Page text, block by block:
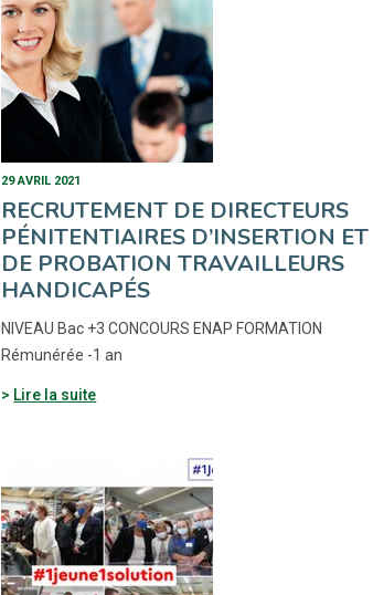
29 AVRIL 2021
RECRUTEMENT DE DIRECTEURS
PÉNITENTIAIRES D’INSERTION ET
DE PROBATION TRAVAILLEURS
HANDICAPÉS
NIVEAU Bac +3 CONCOURS ENAP FORMATION
Rémunérée -1 an
Lire la suite